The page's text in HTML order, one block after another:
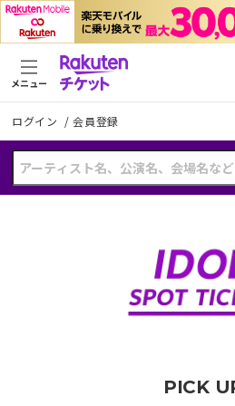
ログイン /会員登録
メニュー
PICK